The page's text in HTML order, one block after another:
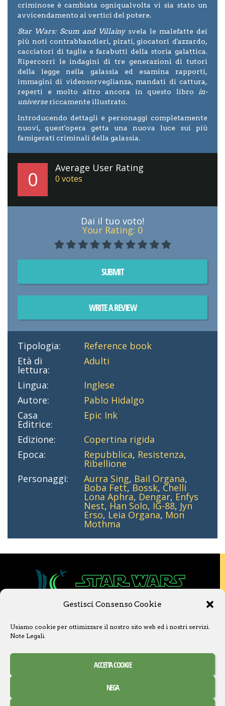
Gestisci Consenso Cookie
Usiamo cookie per ottimizzare il nostro sito web ed i nostri servizi.
Note Legali.
ACCETTA COOKIE
NEGA
criminose è cambiata ogniqualvolta vi sia stato un
avvicendamento ai vertici del potere.
Star Wars: Scum and Villainy svela le malefatte dei
più noti contrabbandieri, pirati, giocatori d'azzardo,
cacciatori di taglie e farabutti della storia galattica.
Ripercorri le indagini di tre generazioni di tutori
della legge nella galassia ed esamina rapporti,
immagini di videosorveglianza, mandati di cattura,
reperti e molto altro ancora in questo libro in-
universe riccamente illustrato.
Introducendo dettagli e personaggi completamente
nuovi, quest'opera getta una nuova luce sui più
famigerati criminali della galassia.
0 Average User Rating
0 votes
Dai il tuo voto!
Your Rating: 0
SUBMIT
WRITE A REVIEW
Tipologia:
Reference book
Età di
lettura:
Adulti
Lingua:
Inglese
Autore:
Pablo Hidalgo
Casa
Editrice:
Epic Ink
Edizione:
Copertina rigida
Epoca:
Repubblica, Resistenza,
Ribellione
Personaggi:
Aurra Sing, Bail Organa,
Boba Fett, Bossk, Chelli
Lona Aphra, Dengar, Enfys
Nest, Han Solo, IG-88, Jyn
Erso, Leia Organa, Mon
Mothma
Questo sito non è collegato a Lucasfilm LTD o
a The Walt Disney Company o ad altre
Ogni nome, titolo, immagine o qualsiasi altra
forma, appartiene ai propri detentori.